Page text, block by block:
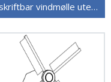
Utskriftbar vindmølle uten kostnad